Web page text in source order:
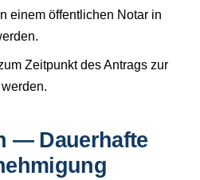
einem öffentlichen Notar in
Zeitpunkt des Antrags zur
— Dauerhafte